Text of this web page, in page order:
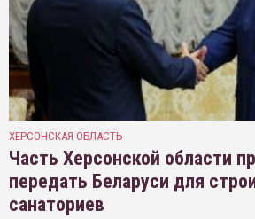
ХЕРСОНСКАЯ ОБЛАСТЬ
Часть Херсонской области
передать Беларуси для
санаториев